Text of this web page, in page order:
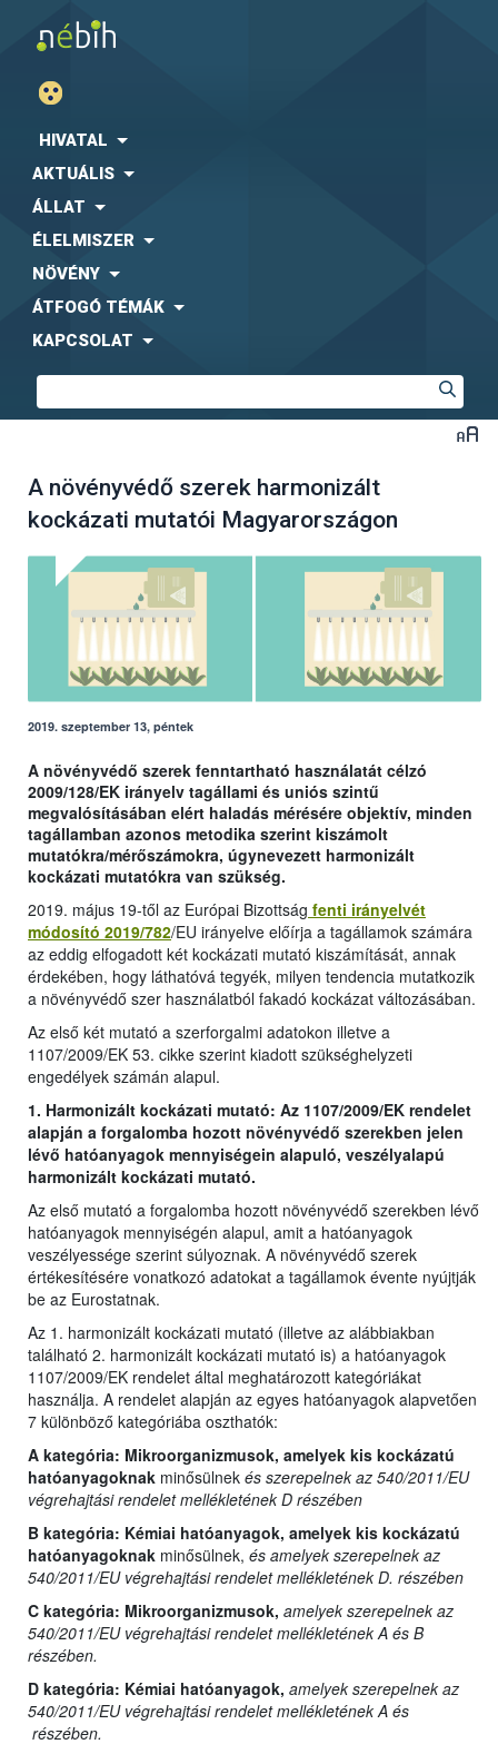
HIVATAL
AKTUÁLIS
ÁLLAT
ÉLELMISZER
NÖVÉNY
ÁTFOGÓ TÉMÁK
KAPCSOLAT
A növényvédő szerek harmonizált
kockázati mutatói Magyarországon
2019. szeptember 13, péntek
A növényvédő szerek fenntartható használatát célzó
2009/128/EK irányelv tagállami és uniós szintű
megvalósításában elért haladás mérésére objektív, minden
tagállamban azonos metodika szerint kiszámolt
mutatókra/mérőszámokra, úgynevezett harmonizált
kockázati mutatókra van szükség.
2019. május 19-től az Európai Bizottság fenti irányelvét
módosító 2019/782/EU irányelve előírja a tagállamok számára
az eddig elfogadott két kockázati mutató kiszámítását, annak
érdekében, hogy láthatóvá tegyék, milyen tendencia mutatkozik
a növényvédő szer használatból fakadó kockázat változásában.
Az első két mutató a szerforgalmi adatokon illetve a
1107/2009/EK 53. cikke szerint kiadott szükséghelyzeti
engedélyek számán alapul.
1. Harmonizált kockázati mutató: Az 1107/2009/EK rendelet
alapján a forgalomba hozott növényvédő szerekben jelen
lévő hatóanyagok mennyiségein alapuló, veszélyalapú
harmonizált kockázati mutató.
Az első mutató a forgalomba hozott növényvédő szerekben lévő
hatóanyagok mennyiségén alapul, amit a hatóanyagok
veszélyessége szerint súlyoznak. A növényvédő szerek
értékesítésére vonatkozó adatokat a tagállamok évente nyújtják
be az Eurostatnak.
Az 1. harmonizált kockázati mutató (illetve az alábbiakban
található 2. harmonizált kockázati mutató is) a hatóanyagok
1107/2009/EK rendelet által meghatározott kategóriákat
használja. A rendelet alapján az egyes hatóanyagok alapvetően
7 különböző kategóriába oszthatók:
A kategória: Mikroorganizmusok, amelyek kis kockázatú
hatóanyagoknak minősülnek és szerepelnek az 540/2011/EU
végrehajtási rendelet mellékletének D részében
B kategória: Kémiai hatóanyagok, amelyek kis kockázatú
hatóanyagoknak minősülnek, és amelyek szerepelnek az
540/2011/EU végrehajtási rendelet mellékletének D. részében
C kategória: Mikroorganizmusok, amelyek szerepelnek az
540/2011/EU végrehajtási rendelet mellékletének A és B
részében.
D kategória: Kémiai hatóanyagok, amelyek szerepelnek az
540/2011/EU végrehajtási rendelet mellékletének A és
részében.